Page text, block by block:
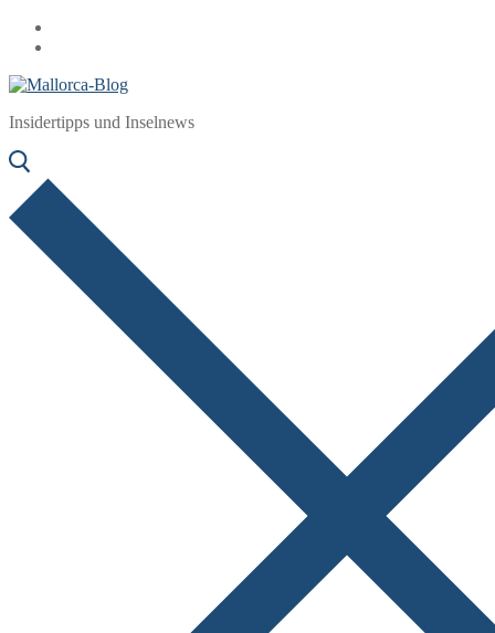
Zum
Inhalt
Menü
Schließen
Insidertipps und Inselnews